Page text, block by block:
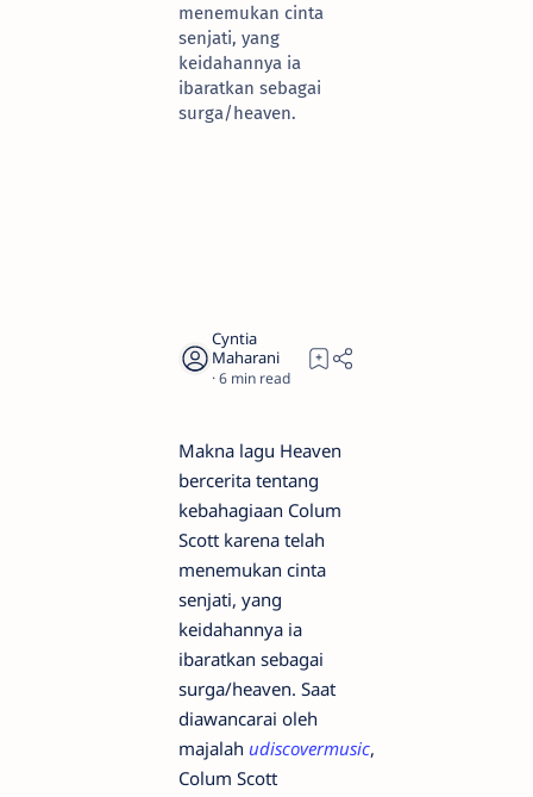
menemukan cinta
senjati, yang
keidahannya ia
ibaratkan sebagai
surga/heaven.
6
Makna lagu Heaven
bercerita tentang
kebahagiaan Colum
Scott karena telah
menemukan cinta
senjati, yang
keidahannya ia
ibaratkan sebagai
surga/heaven. Saat
diawancarai oleh
majalah udiscovermusic,
Colum Scott